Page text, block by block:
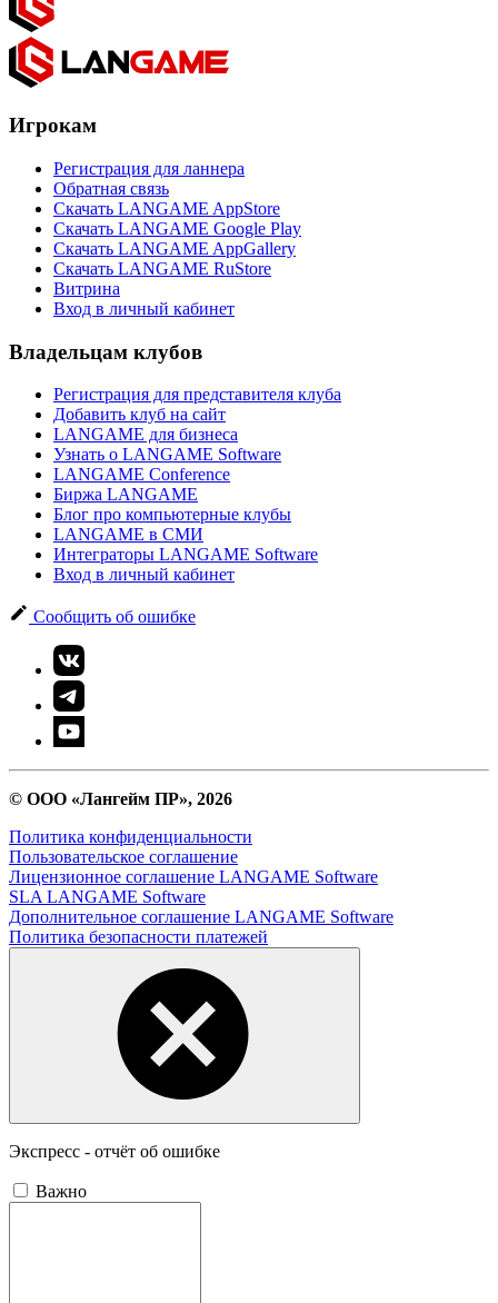
Игрокам
Регистрация для ланнера
Обратная связь
Скачать LANGAME AppStore
Скачать LANGAME Google Play
Скачать LANGAME AppGallery
Скачать LANGAME RuStore
Витрина
Вход в личный кабинет
Владельцам клубов
Регистрация для представителя клуба
Добавить клуб на сайт
LANGAME для бизнеса
Узнать о LANGAME Software
LANGAME Conference
Биржа LANGAME
Блог про компьютерные клубы
LANGAME в СМИ
Интеграторы LANGAME Software
Вход в личный кабинет
Сообщить об ошибке
© ООО «Лангейм ПР», 2026
Политика конфиденциальности
Пользовательское соглашение
Лицензионное соглашение LANGAME Software
SLA LANGAME Software
Дополнительное соглашение LANGAME Software
Политика безопасности платежей
Экспресс - отчёт об ошибке
Важно